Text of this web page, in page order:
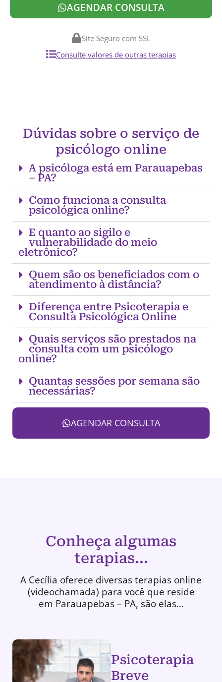
AGENDAR CONSULTA
Site Seguro com SSL
Consulte valores de outras terapias
Dúvidas sobre o serviço de
psicólogo online
A psicóloga está em Parauapebas
– PA?
Como funciona a consulta
psicológica online?
E quanto ao sigilo e
vulnerabilidade do meio
eletrônico?
Quem são os beneficiados com o
atendimento à distância?
Diferença entre Psicoterapia e
Consulta Psicológica Online
Quais serviços são prestados na
consulta com um psicólogo
online?
Quantas sessões por semana são
necessárias?
AGENDAR CONSULTA
Conheça algumas
terapias...
A Cecília oferece diversas terapias online
(videochamada) para você que reside
em Parauapebas – PA, são elas...
Psicoterapia
Breve